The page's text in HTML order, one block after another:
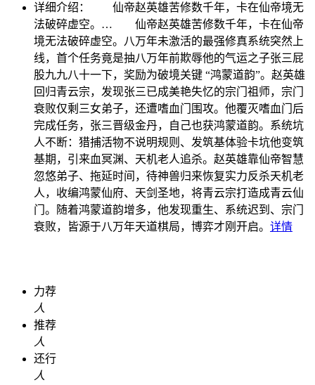
详细介绍：
仙帝赵英雄苦修数千年，卡在仙帝境无
法破碎虚空。… 仙帝赵英雄苦修数千年，卡在仙帝
境无法破碎虚空。八万年未激活的最强修真系统突然上
线，首个任务竟是抽八万年前欺辱他的气运之子张三屁
股九九八十一下，奖励为破境关键 “鸿蒙道韵”。赵英雄
回归青云宗，发现张三已成美艳失忆的宗门祖师，宗门
衰败仅剩三女弟子，还遭嗜血门围攻。他覆灭嗜血门后
完成任务，张三晋级金丹，自己也获鸿蒙道韵。系统坑
人不断：猎捕活物不说明规则、发筑基体验卡坑他变筑
基期，引来血冥渊、天机老人追杀。赵英雄靠仙帝智慧
忽悠弟子、拖延时间，待神兽归来恢复实力反杀天机老
人，收编鸿蒙仙府、天剑圣地，将青云宗打造成青云仙
门。随着鸿蒙道韵增多，他发现重生、系统迟到、宗门
衰败，皆源于八万年天道棋局，博弈才刚开启。 详情
力荐
人
推荐
人
还行
人